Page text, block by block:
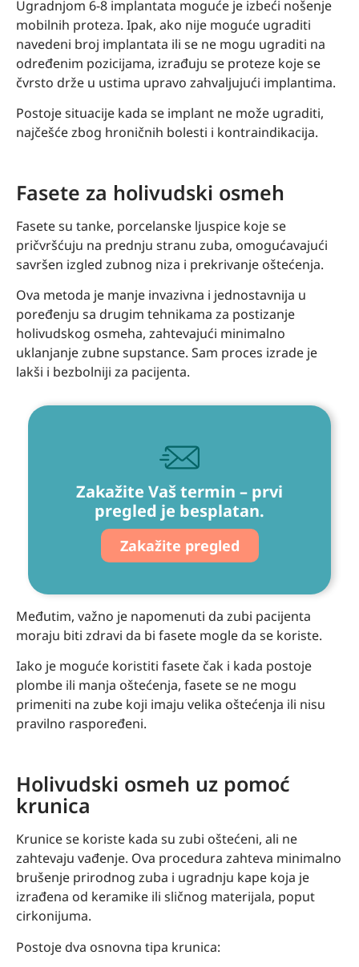
Ugradnjom 6-8 implantata moguće je izbeći nošenje
mobilnih proteza. Ipak, ako nije moguće ugraditi
navedeni broj implantata ili se ne mogu ugraditi na
određenim pozicijama, izrađuju se proteze koje se
čvrsto drže u ustima upravo zahvaljujući implantima.
Postoje situacije kada se implant ne može ugraditi,
najčešće zbog hroničnih bolesti i kontraindikacija.
Fasete za holivudski osmeh
Fasete su tanke, porcelanske ljuspice koje se
pričvršćuju na prednju stranu zuba, omogućavajući
savršen izgled zubnog niza i prekrivanje oštećenja.
Ova metoda je manje invazivna i jednostavnija u
poređenju sa drugim tehnikama za postizanje
holivudskog osmeha, zahtevajući minimalno
uklanjanje zubne supstance. Sam proces izrade je
lakši i bezbolniji za pacijenta.
Zakažite Vaš termin – prvi
pregled je besplatan.
Zakažite pregled
Međutim, važno je napomenuti da zubi pacijenta
moraju biti zdravi da bi fasete mogle da se koriste.
Iako je moguće koristiti fasete čak i kada postoje
plombe ili manja oštećenja, fasete se ne mogu
primeniti na zube koji imaju velika oštećenja ili nisu
pravilno raspoređeni.
Holivudski osmeh uz pomoć
krunica
Krunice se koriste kada su zubi oštećeni, ali ne
zahtevaju vađenje. Ova procedura zahteva minimalno
brušenje prirodnog zuba i ugradnju kape koja je
izrađena od keramike ili sličnog materijala, poput
cirkonijuma.
Postoje dva osnovna tipa krunica: